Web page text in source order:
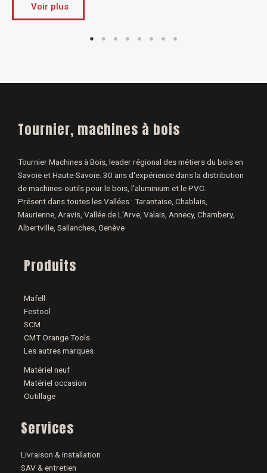
Voir plus
Tournier, machines à bois
Tournier Machines à Bois, leader régional des métiers du bois en
Savoie et Haute-Savoie. 30 ans d'expérience dans la distribution
de machines-outils pour le bois, l’aluminium et le PVC.
Présent dans toutes les Vallées : Tarantaise, Chablais,
Maurienne, Aravis, Vallée de L’Arve, Valais, Annecy, Chambery,
Albertville, Sallanches, Genève
Produits
Mafell
Festool
SCM
CMT Orange Tools
Les autres marques
Matériel neuf
Matériel occasion
Outillage
Services
Livraison & installation
SAV & entretien